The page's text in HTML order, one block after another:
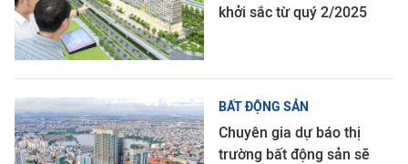
khởi sắc từ quý 2/2025
BẤT ĐỘNG SẢN
Chuyên gia dự báo thị
trường bất động sản sẽ